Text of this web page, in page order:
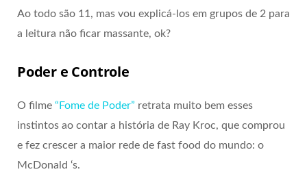
Ao todo são 11, mas vou explicá-los em grupos de 2 para
a leitura não ficar massante, ok?
Poder e Controle
O filme “Fome de Poder” retrata muito bem esses
instintos ao contar a história de Ray Kroc, que comprou
e fez crescer a maior rede de fast food do mundo: o
McDonald ‘s.